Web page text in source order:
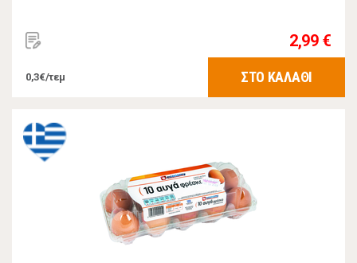
2,99 €
0,3€/τεμ ΣΤΟ ΚΑΛΑΘΙ